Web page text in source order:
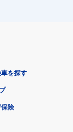
を探す
険